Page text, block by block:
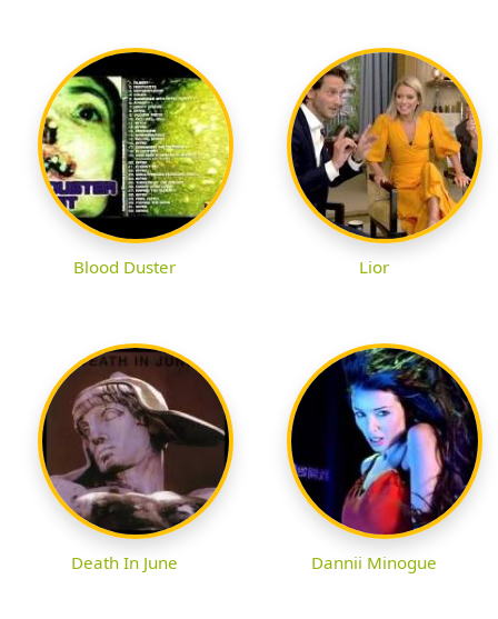
Blood Duster Lior
Death In June Dannii Minogue